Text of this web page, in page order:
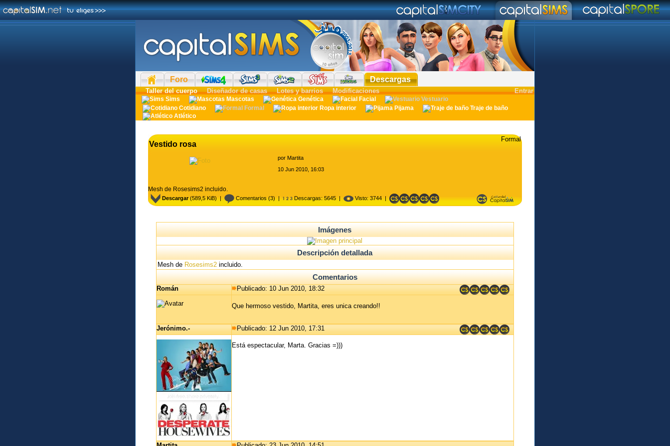
Foro Descargas
Entrar
Taller del cuerpo Diseñador de casas Lotes y barrios Modificaciones
Sims Mascotas Genética Facial
Vestuario
Cotidiano
Formal Ropa interior Pijama
Traje de baño
Atlético
Formal
Vestido rosa
por Martita
10 Jun 2010, 16:03
Mesh de Rosesims2 incluido.
Descargar(589,5 KiB) | Comentarios (3) | Descargas: 5645 | Visto: 3744 |
Imágenes
Descripción detallada
Mesh de Rosesims2incluido.
Comentarios
Román Publicado: 10 Jun 2010, 18:32
Que hermoso vestido, Martita, eres unica creando!!
Jerónimo.- Publicado: 12 Jun 2010, 17:31
Está espectacular, Marta. Gracias =)))